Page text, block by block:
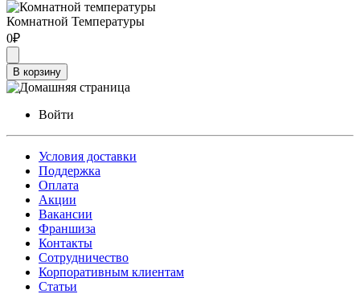
Комнатной Температуры
0₽
В корзину
Войти
Условия доставки
Поддержка
Оплата
Акции
Вакансии
Франшиза
Контакты
Сотрудничество
Корпоративным клиентам
Статьи